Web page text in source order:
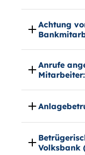
Achtung
Anrufe
Volksbank